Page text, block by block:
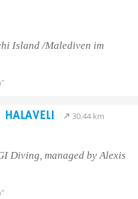
Island /Malediven im
30.44 km
Diving, managed by Alexis